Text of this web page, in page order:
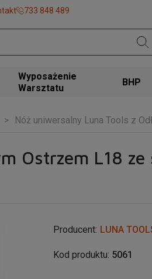
733 848 489
Wyposażenie
Warsztatu
BHP
Nóż uniwersalny Luna Tools z
Ostrzem L18 ze
Producent: LUNA
Kod produktu: 5061